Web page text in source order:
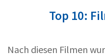
Top 10:
Nach diesen Filmen